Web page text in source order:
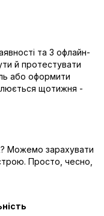
та 3 офлайн-
й протестувати
або оформити
щотижня -
Можемо зарахувати
Просто, чесно,